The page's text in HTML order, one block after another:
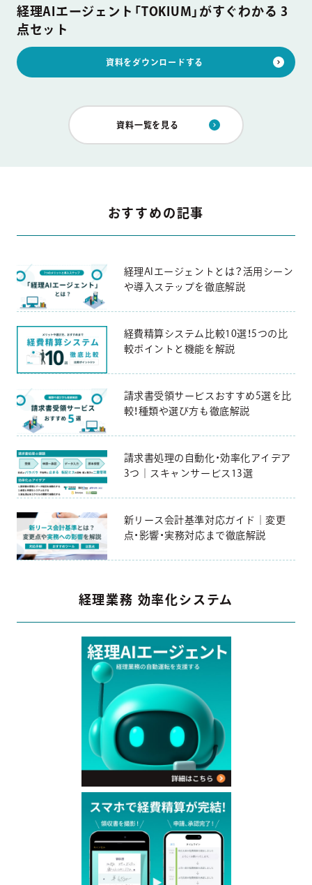
経理AIエージェント「TOKIUM」がすぐわかる 3
点セット
資料をダウンロードする
資料一覧を見る
おすすめの記事
経理AIエージェントとは？活用シーン
や導入ステップを徹底解説
経費精算システム比較10選！5つの比
較ポイントと機能を解説
請求書受領サービスおすすめ5選を比
較！種類や選び方も徹底解説
請求書処理の自動化・効率化アイデア
3つ｜スキャンサービス13選
新リース会計基準対応ガイド｜変更
点・影響・実務対応まで徹底解説
経理業務 効率化システム